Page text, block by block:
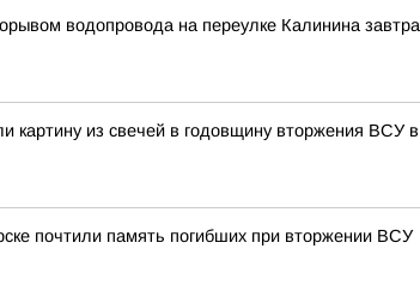
водопровода на переулке Калинина
картину из свечей в годовщину вторжения ВСУ в
почтили память погибших при вторжении ВСУ